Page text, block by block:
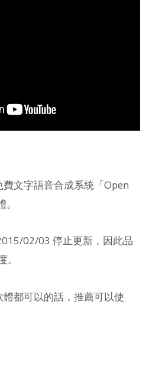
文字語音合成系統「Open
02/03 停止更新，因此品
都可以的話，推薦可以使